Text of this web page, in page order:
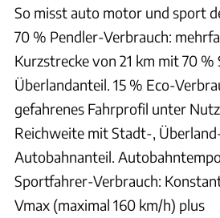
So misst auto motor und sport
70 % Pendler-Verbrauch:
Kurzstrecke von 21 km mit 70
Überlandanteil. 15 % Eco-
gefahrenes Fahrprofil unter
Reichweite mit Stadt-,
Autobahnanteil.
Sportfahrer-Verbrauch:
Vmax (maximal 160 km/h) plus